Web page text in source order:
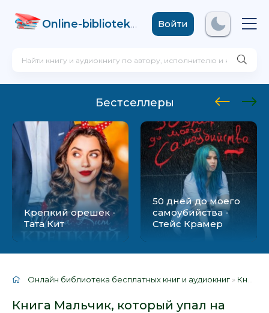
Online-biblioteka .comВойти
Бестселлеры
Крепкий орешек -
Тата Кит
50 дней до моего
самоубийства -
Стейс Крамер
Онлайн библиотека бесплатных книг и аудиокниг » Книги
Книга Мальчик, который упал на